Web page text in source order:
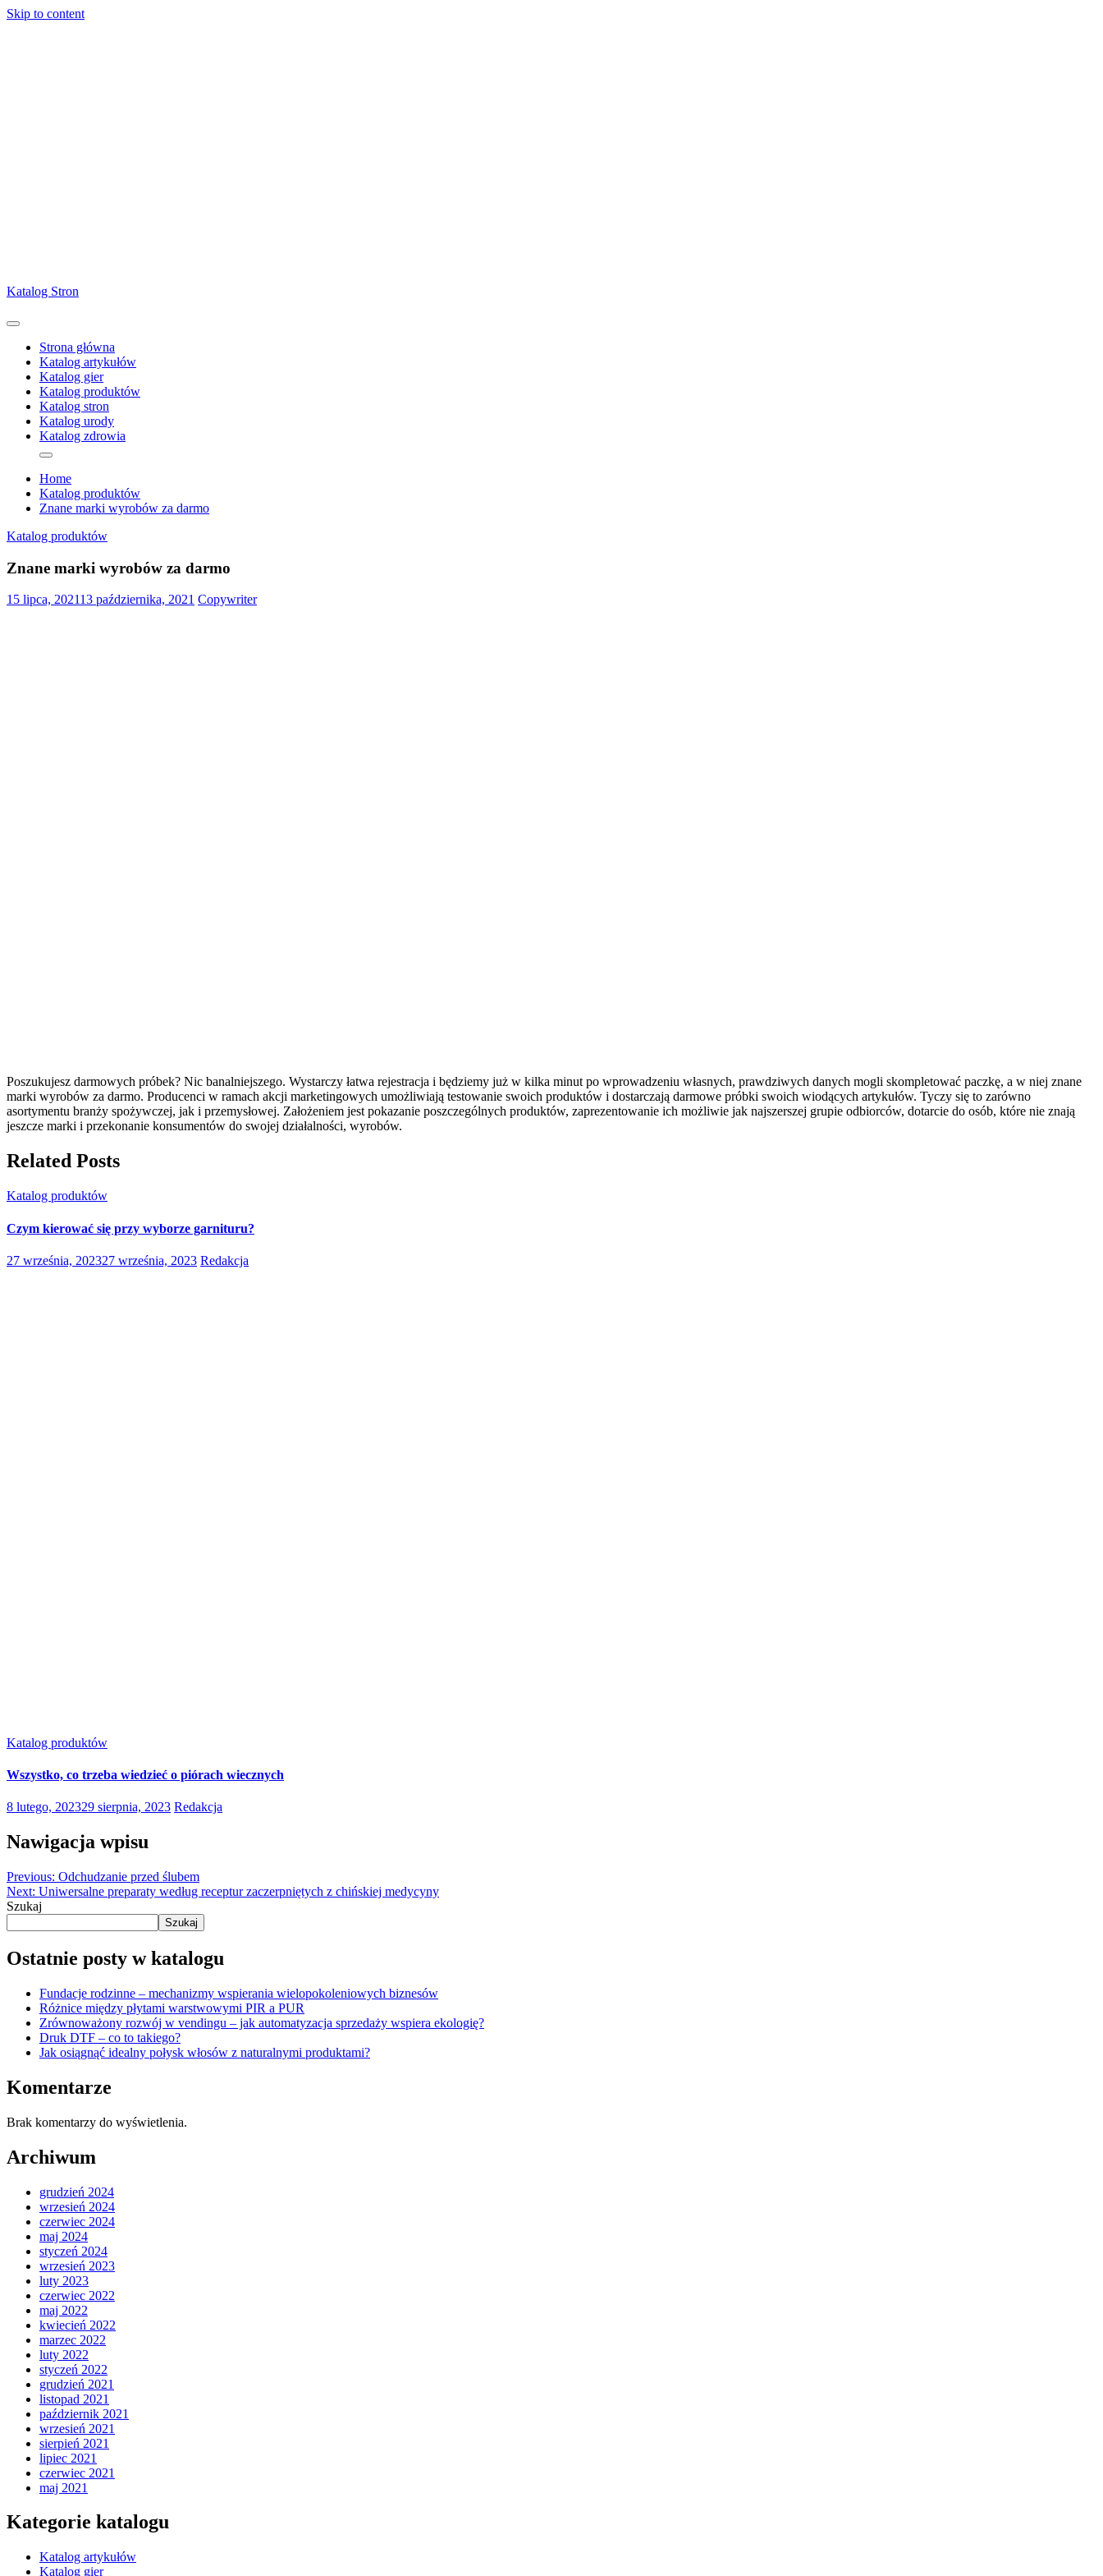
Skip to content
Katalog Stron
Strona główna
Katalog artykułów
Katalog gier
Katalog produktów
Katalog stron
Katalog urody
Katalog zdrowia
Home
Katalog produktów
Znane marki wyrobów za darmo
Katalog produktów
Znane marki wyrobów za darmo
15 lipca, 202113 października, 2021 Copywriter
Poszukujesz darmowych próbek? Nic banalniejszego. Wystarczy łatwa rejestracja i będziemy już w kilka minut po wprowadzeniu własnych, prawdziwych danych mogli skompletować paczkę, a w niej znane
marki wyrobów za darmo. Producenci w ramach akcji marketingowych umożliwiają testowanie swoich produktów i dostarczają darmowe próbki swoich wiodących artykułów. Tyczy się to zarówno
asortymentu branży spożywczej, jak i przemysłowej. Założeniem jest pokazanie poszczególnych produktów, zaprezentowanie ich możliwie jak najszerszej grupie odbiorców, dotarcie do osób, które nie znają
jeszcze marki i przekonanie konsumentów do swojej działalności, wyrobów.
Related Posts
Katalog produktów
Czym kierować się przy wyborze garnituru?
27 września, 202327 września, 2023 Redakcja
Katalog produktów
Wszystko, co trzeba wiedzieć o piórach wiecznych
8 lutego, 202329 sierpnia, 2023 Redakcja
Nawigacja wpisu
Previous: Odchudzanie przed ślubem
Next: Uniwersalne preparaty według receptur zaczerpniętych z chińskiej medycyny
Szukaj
Szukaj
Ostatnie posty w katalogu
Fundacje rodzinne – mechanizmy wspierania wielopokoleniowych biznesów
Różnice między płytami warstwowymi PIR a PUR
Zrównoważony rozwój w vendingu – jak automatyzacja sprzedaży wspiera ekologię?
Druk DTF – co to takiego?
Jak osiągnąć idealny połysk włosów z naturalnymi produktami?
Komentarze
Brak komentarzy do wyświetlenia.
Archiwum
grudzień 2024
wrzesień 2024
czerwiec 2024
maj 2024
styczeń 2024
wrzesień 2023
luty 2023
czerwiec 2022
maj 2022
kwiecień 2022
marzec 2022
luty 2022
styczeń 2022
grudzień 2021
listopad 2021
październik 2021
wrzesień 2021
sierpień 2021
lipiec 2021
czerwiec 2021
maj 2021
Kategorie katalogu
Katalog artykułów
Katalog gier